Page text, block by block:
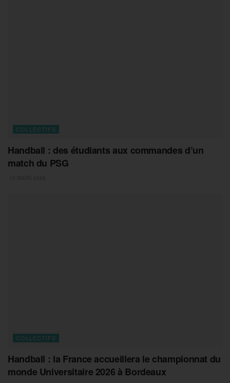
COLLECTIFS
Handball : des étudiants aux commandes d’un
match du PSG
COLLECTIFS
Handball : la France accueillera le championnat du
monde Universitaire 2026 à Bordeaux